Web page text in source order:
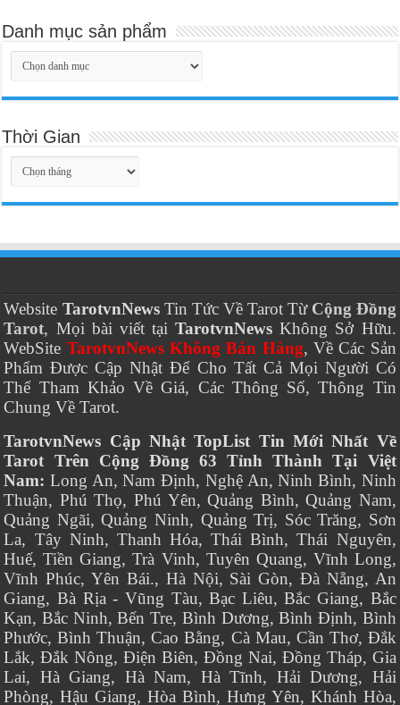
Danh mục sản phẩm
Thời Gian
Thời
Gian
Website TarotvnNewsTin Tức Về Tarot Từ Cộng Đồng
Tarot, Mọi bài viết tạiTarotvnNews Không Sở Hữu.
WebSite TarotvnNews Không Bán Hàng, Về Các Sản
Phẩm Được Cập Nhật Để Cho Tất Cả Mọi Người Có
Thể Tham Khảo Về Giá, Các Thông Số, Thông Tin
Chung Về Tarot.
TarotvnNews Cập Nhật TopList Tin Mới Nhất Về
Tarot Trên Cộng Đồng 63 Tỉnh Thành Tại Việt
Nam: Long An, Nam Định, Nghệ An, Ninh Bình, Ninh
Thuận, Phú Thọ, Phú Yên, Quảng Bình, Quảng Nam,
Quảng Ngãi, Quảng Ninh, Quảng Trị, Sóc Trăng, Sơn
La, Tây Ninh, Thanh Hóa, Thái Bình, Thái Nguyên,
Huế, Tiền Giang, Trà Vinh, Tuyên Quang, Vĩnh Long,
Vĩnh Phúc, Yên Bái., Hà Nội, Sài Gòn, Đà Nẵng, An
Giang, Bà Rịa - Vũng Tàu, Bạc Liêu, Bắc Giang, Bắc
Kạn, Bắc Ninh, Bến Tre, Bình Dương, Bình Định, Bình
Phước, Bình Thuận, Cao Bằng, Cà Mau, Cần Thơ, Đắk
Lắk, Đắk Nông, Điện Biên, Đồng Nai, Đồng Tháp, Gia
Lai, Hà Giang, Hà Nam, Hà Tĩnh, Hải Dương, Hải
Phòng, Hậu Giang, Hòa Bình, Hưng Yên, Khánh Hòa,